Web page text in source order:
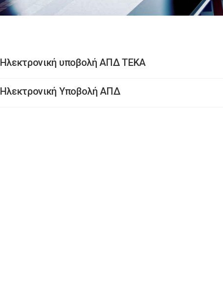
Ηλεκτρονική υποβολή ΑΠΔ ΤΕΚΑ
Ηλεκτρονική Υποβολή ΑΠΔ